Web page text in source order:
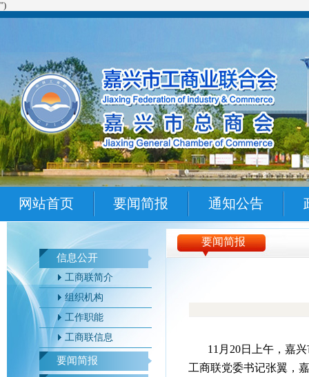
")
网站首页 要闻简报 通知公告
信息公开
工商联简介
组织机构
工作职能
工商联信息
要闻简报
要闻简报
11月20日上午，嘉
工商联党委书记张翼，